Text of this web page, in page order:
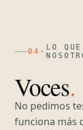
04 ·LO
Voces.
No pedimos
funciona más